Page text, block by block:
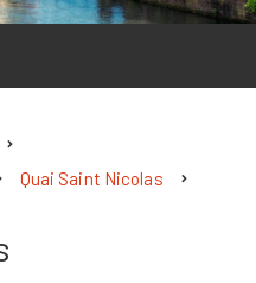
Quai Saint Nicolas